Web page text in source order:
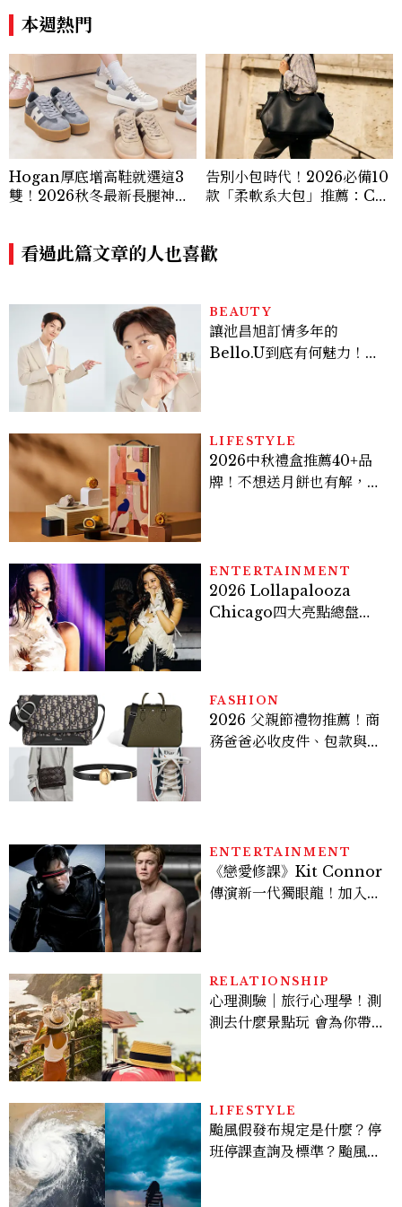
讓敵人成為朋友。」
本週熱門
Hogan厚底增高鞋就選這3
雙！2026秋冬最新長腿神
告別小包時代！2026必備10
款「柔軟系大包」推薦：Ch
看過此篇文章的人也喜歡
BEAUTY
讓池昌旭訂情多年的
Bello.U到底有何魅力！揭
倦感，超神！
LIFESTYLE
2026中秋禮盒推薦40+品
牌！不想送月餅也有解，送
ENTERTAINMENT
2026 Lollapalooza
Chicago四大亮點總盤
FASHION
2026 父親節禮物推薦！商
務爸爸必收皮件、包款與鞋
ENTERTAINMENT
《戀愛修課》Kit Connor
傳演新一代獨眼龍！加入新
RELATIONSHIP
心理測驗｜旅行心理學！測
測去什麼景點玩 會為你帶來
LIFESTYLE
颱風假發布規定是什麼？停
班停課查詢及標準？颱風假